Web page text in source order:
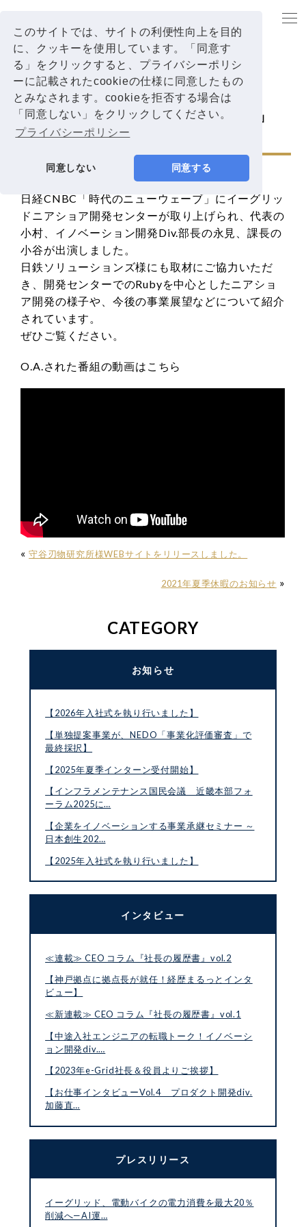
このサイトでは、サイトの利便性向上を目的
に、クッキーを使用しています。「同意す
る」をクリックすると、プライバシーポリシ
ーに記載されたcookieの仕様に同意したもの
とみなされます。cookieを拒否する場合は
「同意しない」をクリックしてください。
プライバシーポリシー
同意しない 同意する
お知らせ
2021.06.08
日経CNBC「時代のニューウェーブ」
に弊社メンバーが出演しました！
日経CNBC「時代のニューウェーブ」にイーグリッ
ドニアショア開発センターが取り上げられ、代表の
小村、イノベーション開発Div.部長の永見、課長の
小谷が出演しました。
日鉄ソリューションズ様にも取材にご協力いただ
き、開発センターでのRubyを中心としたニアショ
ア開発の様子や、今後の事業展望などについて紹介
されています。
ぜひご覧ください。
O.A.された番組の動画はこちら
«守谷刃物研究所様WEBサイトをリリースしました。
2021年夏季休暇のお知らせ »
CATEGORY
お知らせ
【2026年入社式を執り行いました】
【単独提案事業が、NEDO「事業化評価審査」で
最終採択】
【2025年夏季インターン受付開始】
【インフラメンテナンス国民会議 近畿本部フォ
ーラム2025に…
【企業をイノベーションする事業承継セミナー ～
日本創生202…
【2025年入社式を執り行いました】
インタビュー
≪連載≫ CEO コラム『社長の履歴書』vol.2
【神戸拠点に拠点長が就任！経歴まるっとインタ
ビュー】
≪新連載≫ CEO コラム『社長の履歴書』vol.1
【中途入社エンジニアの転職トーク！イノベーシ
ョン開発div.…
【2023年e-Grid社長＆役員よりご挨拶】
【お仕事インタビューVol.4 プロダクト開発div.
加藤直…
プレスリリース
イーグリッド、電動バイクの電力消費を最大20％
削減へ—AI運…